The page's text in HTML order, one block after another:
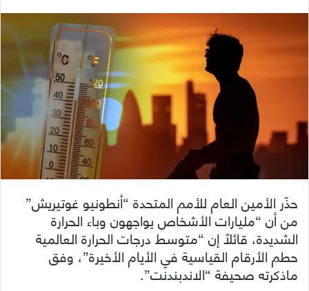
حذّر الأمين العام للأمم المتحدة “أنطونيو غوتيريش”
من أن “مليارات الأشخاص يواجهون وباء الحرارة
الشديدة، قائلاً إن “متوسط درجات الحرارة العالمية
حطم الأرقام القياسية في الأيام الأخيرة”، وفق
ماذكرته صحيفة “الاندبندنت”.